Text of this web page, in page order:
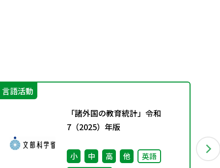
言語活動
「諸外国の教育統計」令和
7（2025）年版
小 中 高 他
英語